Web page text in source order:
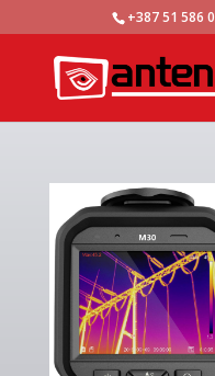
+387 51 586